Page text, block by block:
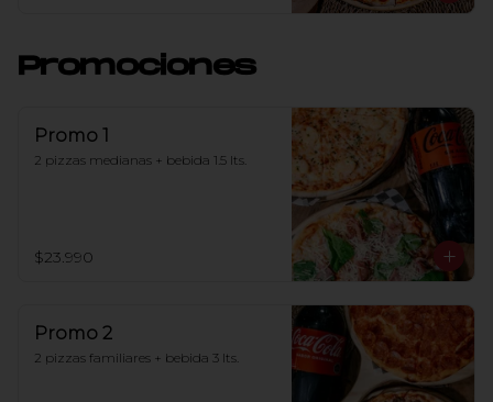
Promociones
Promo 1
2 pizzas medianas + bebida 1.5 lts.
$23.990
Promo 2
2 pizzas familiares + bebida 3 lts.